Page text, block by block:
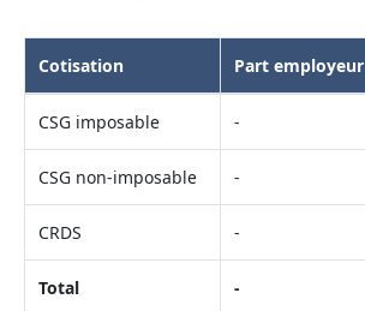
Cotisation Part employeur
CSG imposable -
CSG non-imposable -
CRDS -
Total -